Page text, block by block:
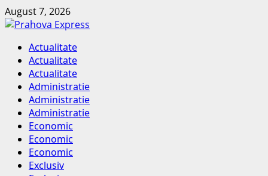
Skip
to
August 7, 2026
Primary
Menu
Actualitate
Actualitate
Actualitate
Administratie
Administratie
Administratie
Economic
Economic
Economic
Exclusiv